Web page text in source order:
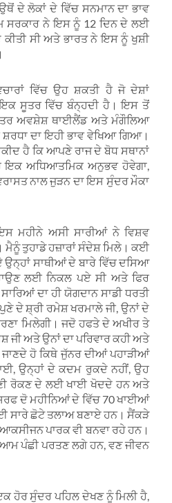
ਦੇ ਲੋਕਾਂ ਦੇ ਵਿੱਚ ਸਨਮਾਨ ਦਾ ਭਾਵ
ਸਰਕਾਰ ਨੇ ਇਸ ਨੂੰ 12 ਦਿਨ ਦੇ ਲਈ
ਸੀ ਅਤੇ ਭਾਰਤ ਨੇ ਇਸ ਨੂੰ ਖੁਸ਼ੀ
ਵਿੱਚ ਉਹ ਸ਼ਕਤੀ ਹੈ ਜੋ ਦੇਸ਼ਾਂ
ਸੂਤਰ ਵਿੱਚ ਬੰਨ੍ਹਦੀ ਹੈ। ਇਸ ਤੋਂ
ਅਵਸ਼ੇਸ਼ ਥਾਈਲੈਂਡ ਅਤੇ ਮੰਗੌਲਿਆ
ਦਾ ਇਹੀ ਭਾਵ ਵੇਖਿਆ ਗਿਆ।
ਹੈ ਕਿ ਆਪਣੇ ਰਾਜ ਦੇ ਬੋਧ ਸਥਾਨਾਂ
ਇਕ ਅਧਿਆਤਮਿਕ ਅਨੁਭਵ ਹੋਵੇਗਾ,
ਨਾਲ ਜੁੜਨ ਦਾ ਇਸ ਸੁੰਦਰ ਮੌਕਾ
ਮਹੀਨੇ ਅਸੀ ਸਾਰੀਆਂ ਨੇ ਵਿਸ਼ਵ
ਤੁਹਾਡੇ ਹਜ਼ਾਰਾਂ ਸੰਦੇਸ਼ ਮਿਲੇ। ਕਈ
ਸਾਥੀਆਂ ਦੇ ਬਾਰੇ ਵਿੱਚ ਦਸਿਆ
ਲਈ ਨਿਕਲ ਪਏ ਸੀ ਅਤੇ ਫਿਰ
ਦਾ ਹੀ ਯੋਗਦਾਨ ਸਾਡੀ ਧਰਤੀ
ਦੇ ਸ਼੍ਰੀ ਰਮੇਸ਼ ਖਰਮਾਲੇ ਜੀ, ਉਨਾਂ ਦੇ
ਮਿਲੇਗੀ। ਜਦੋ ਹਫਤੇ ਦੇ ਅਖੀਰ ਤੇ
ਅਤੇ ਉਨਾਂ ਦਾ ਪਰਿਵਾਰ ਕਹੀ ਅਤੇ
ਹੋ ਕਿਥੇ ਜੁੱਨਰ ਦੀਆਂ ਪਹਾੜੀਆਂ
ਉਨ੍ਹਾਂ ਦੇ ਕਦਮ ਰੁਕਦੇ ਨਹੀਂ, ਉਹ
ਰੋਕਣ ਦੇ ਲਈ ਖਾਈ ਖੋਦਦੇ ਹਨ ਅਤੇ
ਦੋ ਮਹੀਨਿਆਂ ਦੇ ਵਿੱਚ 70 ਖਾਈਆਂ
ਸਾਰੇ ਛੋਟੇ ਤਲਾਅ ਬਣਾਏ ਹਨ। ਸੈਂਕੜੇ
ਪਾਰਕ ਵੀ ਬਨਵਾ ਰਹੇ ਹਨ।
ਪੰਛੀ ਪਰਤਣ ਲਗੇ ਹਨ, ਵਣ ਜੀਵਨ
ਹੋਰ ਸੁੰਦਰ ਪਹਿਲ ਦੇਖਣ ਨੂੰ ਮਿਲੀ ਹੈ,